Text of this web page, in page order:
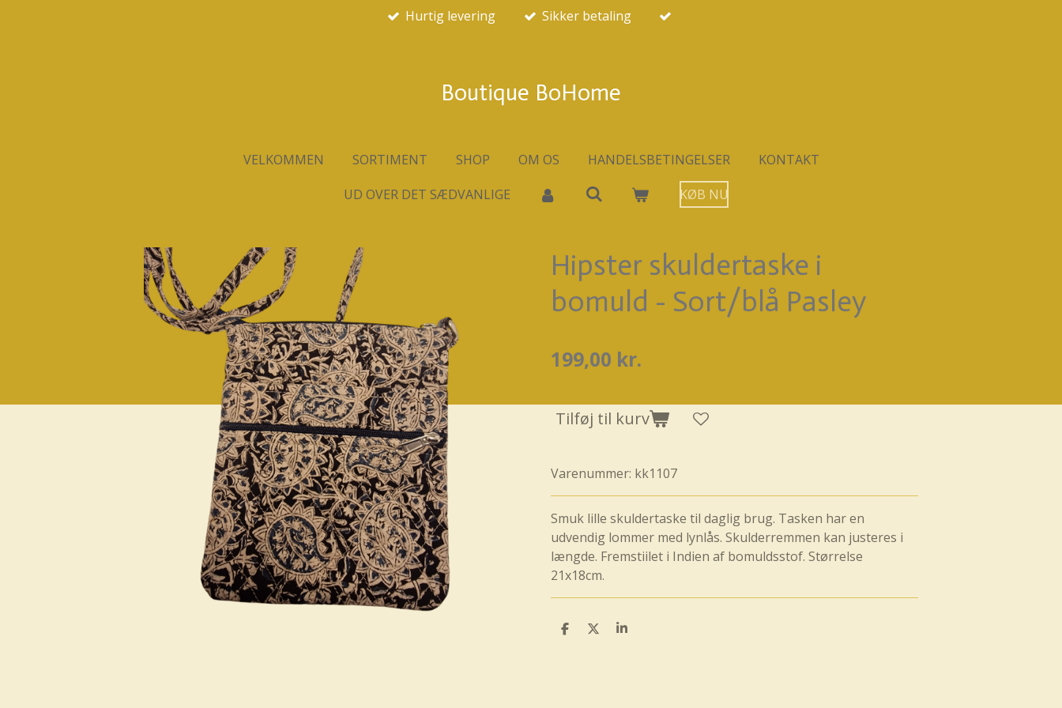
Hurtig levering Sikker betaling
Boutique BoHome
VELKOMMEN SORTIMENT SHOP OM OS HANDELSBETINGELSER
KONTAKT
UD OVER DET SÆDVANLIGE
KØB NU
Hipster skuldertaske i
bomuld - Sort/blå Pasley
199,00 kr.
Tilføj til kurv
Varenummer: kk1107
Smuk lille skuldertaske til daglig brug. Tasken har en
udvendig lommer med lynlås. Skulderremmen kan justeres i
længde. Fremstiilet i Indien af bomuldsstof. Størrelse
21x18cm.
D
D
D